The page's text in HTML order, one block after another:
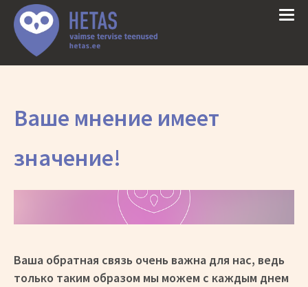
Ваше мнение имеет
значение!
Ваша обратная связь очень важна для нас, ведь
только таким образом мы можем с каждым днем